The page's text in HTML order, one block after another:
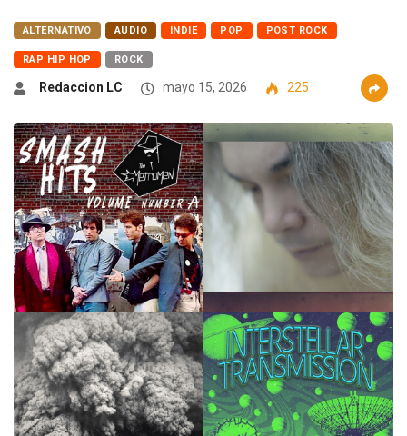
ALTERNATIVO AUDIO INDIE POP POST ROCK
RAP HIP HOP ROCK
Redaccion LC mayo 15, 2026 225